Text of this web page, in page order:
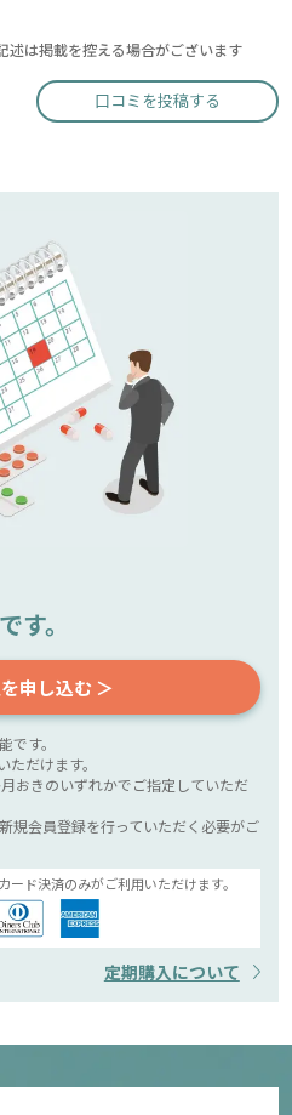
は掲載を控える場合がございます
口コミを投稿する
す。
申し込む ＞
です。
だけます。
おきのいずれかでご指定していただ
規会員登録を行っていただく必要がご
ド決済のみがご利用いただけます。
定期購入について